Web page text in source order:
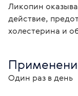
Ликопин
действие,
холестерина и
Один раз в день